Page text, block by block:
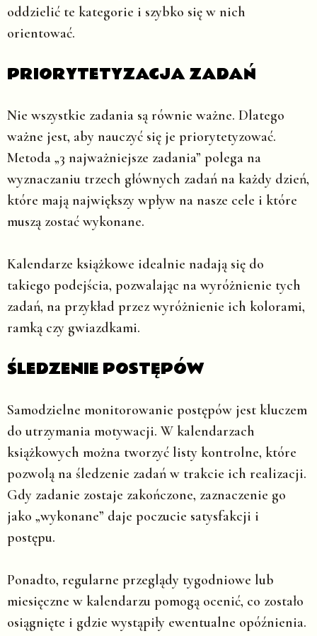
oddzielić te kategorie i szybko się w nich
orientować.
PRIORYTETYZACJA ZADAŃ
Nie wszystkie zadania są równie ważne. Dlatego
ważne jest, aby nauczyć się je priorytetyzować.
Metoda „3 najważniejsze zadania” polega na
wyznaczaniu trzech głównych zadań na każdy dzień,
które mają największy wpływ na nasze cele i które
muszą zostać wykonane.
Kalendarze książkowe idealnie nadają się do
takiego podejścia, pozwalając na wyróżnienie tych
zadań, na przykład przez wyróżnienie ich kolorami,
ramką czy gwiazdkami.
ŚLEDZENIE POSTĘPÓW
Samodzielne monitorowanie postępów jest kluczem
do utrzymania motywacji. W kalendarzach
książkowych można tworzyć listy kontrolne, które
pozwolą na śledzenie zadań w trakcie ich realizacji.
Gdy zadanie zostaje zakończone, zaznaczenie go
jako „wykonane” daje poczucie satysfakcji i
postępu.
Ponadto, regularne przeglądy tygodniowe lub
miesięczne w kalendarzu pomogą ocenić, co zostało
osiągnięte i gdzie wystąpiły ewentualne opóźnienia.